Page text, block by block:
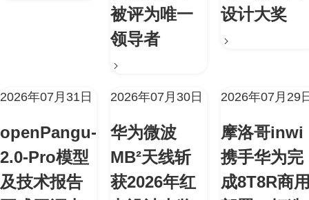
被评为唯一
领导者
设计大奖
2026年07月31日
openPangu-
2.0-Pro模型
及技术报告
2026年07月30日
华为微波
MB²天线斩
获2026年红
2026年07月29
摩洛哥inwi
携手华为完
成8T8R商